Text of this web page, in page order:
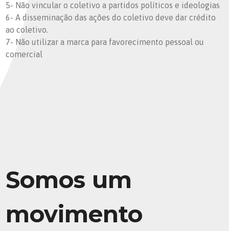
5- Não vincular o coletivo a partidos políticos e ideologias
6- A disseminação das ações do coletivo deve dar crédito
ao coletivo.
7- Não utilizar a marca para favorecimento pessoal ou
comercial
Somos um
movimento